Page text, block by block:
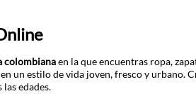
colombianaen la que encuentras ropa,
un estilo de vida joven, fresco y urbano.
edades.